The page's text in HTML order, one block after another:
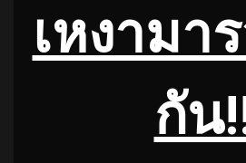
เหงามา
กัน